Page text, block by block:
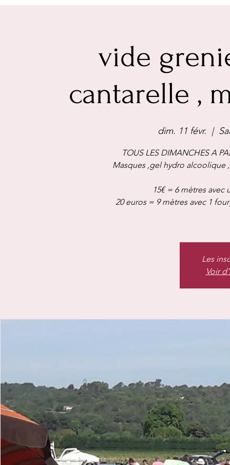
vide
cantarelle ,
dim. 11 févr.
  |
TOUS LES DIMANCHES A
Masques ,gel hydro alcoolique
15€ = 6 mètres
20 euros = 9 mètres avec 1
Les
Voir